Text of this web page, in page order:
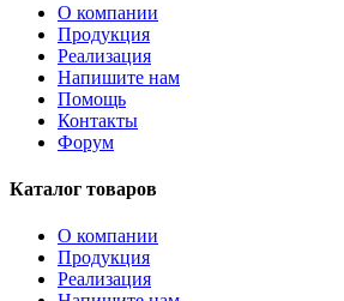
О компании
Продукция
Реализация
Напишите нам
Помощь
Контакты
Форум
Каталог товаров
О компании
Продукция
Реализация